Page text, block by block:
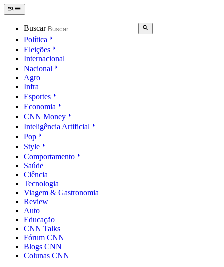
Buscar
Política
Eleições
Internacional
Nacional
Agro
Infra
Esportes
Economia
CNN Money
Inteligência Artificial
Pop
Style
Comportamento
Saúde
Ciência
Tecnologia
Viagem & Gastronomia
Review
Auto
Educação
CNN Talks
Fórum CNN
Blogs CNN
Colunas CNN